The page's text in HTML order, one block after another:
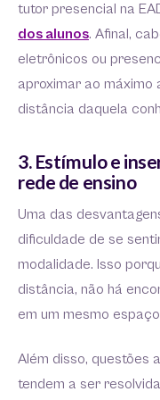
tutor presencial na
dos alunos. Afinal,
eletrônicos ou
aproximar ao máximo
distância daquela
3. Estímulo e
rede de ensino
Uma das
dificuldade de se
modalidade. Isso
distância, não há
em um mesmo
Além disso, questões
tendem a ser